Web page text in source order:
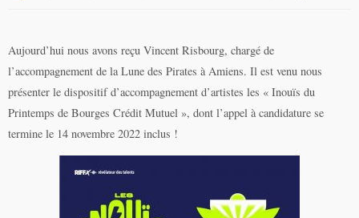
Aujourd’hui nous avons reçu Vincent Risbourg, chargé de
l’accompagnement de la Lune des Pirates à Amiens. Il est venu nous
présenter le dispositif d’accompagnement d’artistes les « Inouïs du
Printemps de Bourges Crédit Mutuel », dont l’appel à candidature se
termine le 14 novembre 2022 inclus !